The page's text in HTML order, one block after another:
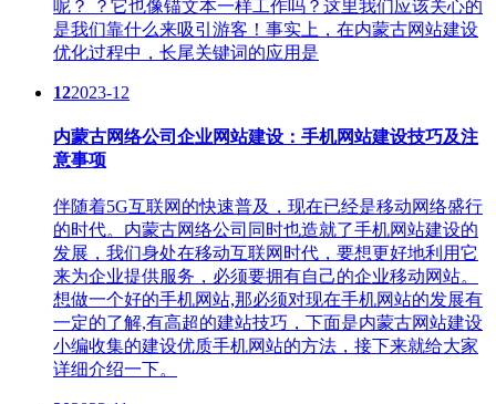
呢？ ？它也像锚文本一样工作吗？这里我们应该关心的
是我们靠什么来吸引游客！事实上，在内蒙古网站建设
优化过程中，长尾关键词的应用是
122023-12
内蒙古网络公司企业网站建设：手机网站建设技巧及注
意事项
伴随着5G互联网的快速普及，现在已经是移动网络盛行
的时代。内蒙古网络公司​同时也造就了手机网站建设的
发展，我们身处在移动互联网时代，要想更好地利用它
来为企业提供服务，必须要拥有自己的企业移动网站。
想做一个好的手机网站,那必须对现在手机网站的发展有
一定的了解,有高超的建站技巧，下面是内蒙古网站建设
小编收集的建设优质手机网站的方法，接下来就给大家
详细介绍一下。